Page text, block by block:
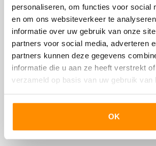
personaliseren, om functies voor social
en om ons websiteverkeer te
informatie over uw gebruik van onze
partners voor social media, adverteren
partners kunnen deze gegevens
informatie die u aan ze heeft verstrekt
verzameld op basis van uw gebruik van
OK
MarQuis als uw
aankoopmakelaar